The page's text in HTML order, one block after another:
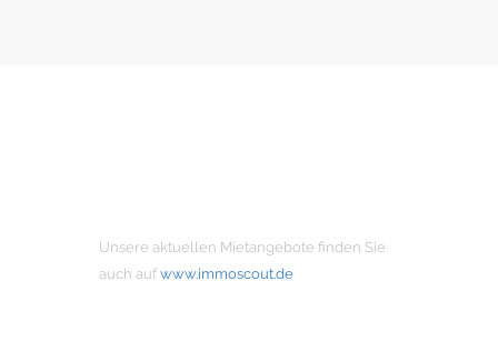
Unsere aktuellen Mietangebote finden Sie
auch auf www.immoscout.de